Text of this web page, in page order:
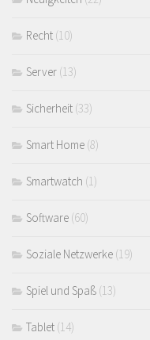
Recht (10)
Server (13)
Sicherheit (33)
Smart Home (8)
Smartwatch (1)
Software (60)
Soziale Netzwerke (19)
Spiel und Spaß (13)
Tablet (14)